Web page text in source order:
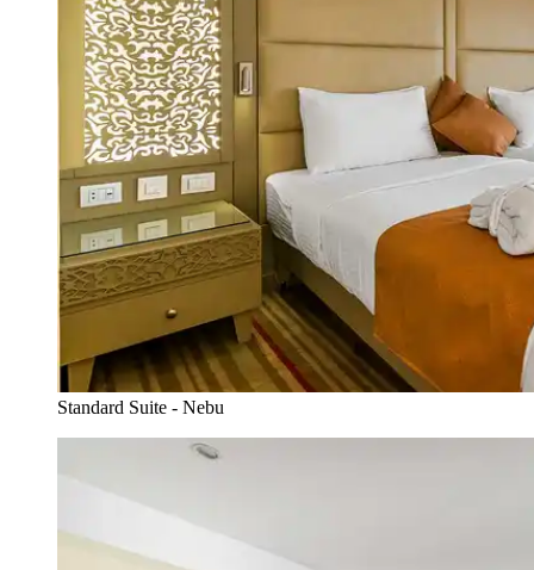
Standard Suite - Nebu